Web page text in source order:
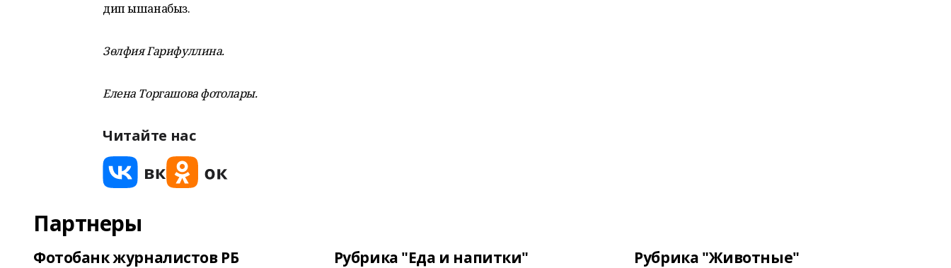
дип ышанабыз.
Зөлфия Гарифуллина.
Елена Торгашова фотолары.
Читайте нас
Партнеры
Фотобанк журналистов РБ Рубрика "Еда и напитки" Рубрика "Животные"